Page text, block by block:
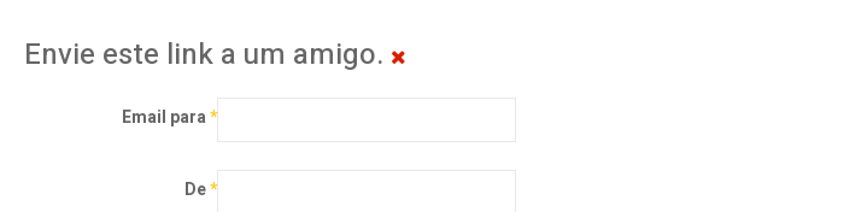
Envie este link a um amigo.
Email para*
De*